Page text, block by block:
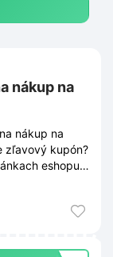
nákup na
nákup na
zľavový kupón?
eshopu
Vám